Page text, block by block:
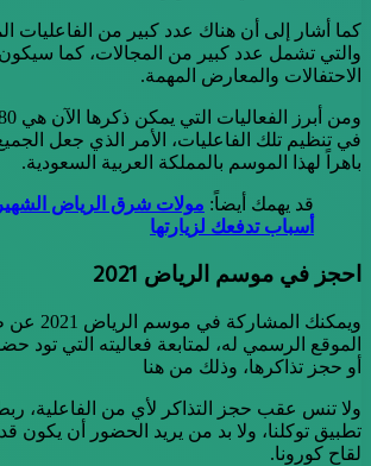
كما أشار إلى أن هناك عدد كبير من الفاعليات
والتي تشمل عدد كبير من المجالات، كما
الاحتفالات والمعارض المهمة.
في تنظيم تلك الفاعليات، الأمر الذي جعل
باهراً لهذا الموسم بالمملكة العربية السعودية.
قد يهمك أيضاً:
أسباب تدفعك لزيارتها
احجز في موسم الرياض 2021
ويمكنك
الموقع الرسمي له، لمتابعة فعاليته التي تود
أو حجز تذاكرها، وذلك من هنا
ولا تنس عقب حجز التذاكر لأي من الفاعلية،
تطبيق توكلنا، ولا بد من يريد الحضور أن يكون
لقاح كورونا.